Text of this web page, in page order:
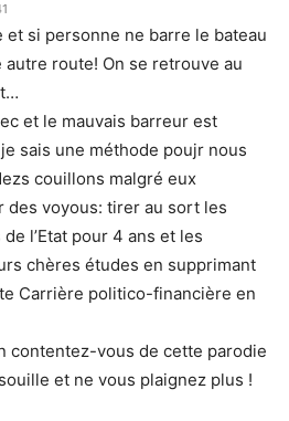
et si personne ne barre le bateau
route! On se retrouve au
et le mauvais barreur est
sais une méthode poujr nous
couillons malgré eux
des voyous: tirer au sort les
l’Etat pour 4 ans et les
chères études en supprimant
Carrière politico-financière en
contentez-vous de cette parodie
et ne vous plaignez plus !